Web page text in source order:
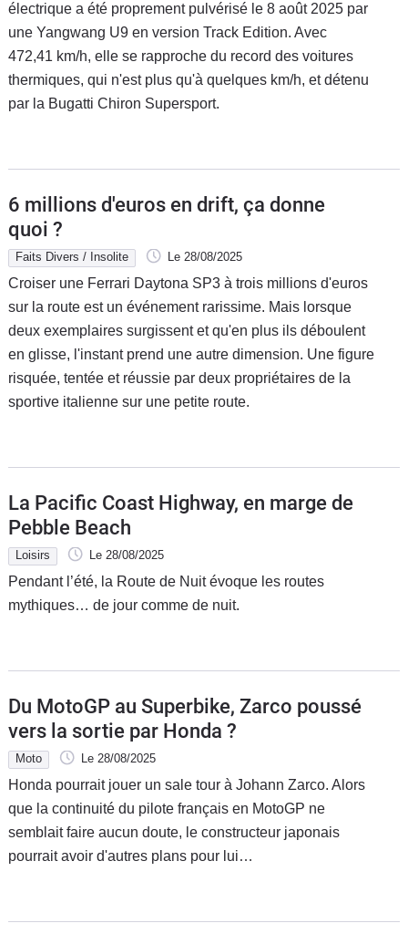
électrique a été proprement pulvérisé le 8 août 2025 par
une Yangwang U9 en version Track Edition. Avec
472,41 km/h, elle se rapproche du record des voitures
thermiques, qui n'est plus qu'à quelques km/h, et détenu
par la Bugatti Chiron Supersport.
6 millions d'euros en drift, ça donne
quoi ?
Faits Divers / Insolite Le 28/08/2025
Croiser une Ferrari Daytona SP3 à trois millions d'euros
sur la route est un événement rarissime. Mais lorsque
deux exemplaires surgissent et qu'en plus ils déboulent
en glisse, l'instant prend une autre dimension. Une figure
risquée, tentée et réussie par deux propriétaires de la
sportive italienne sur une petite route.
La Pacific Coast Highway, en marge de
Pebble Beach
Loisirs Le 28/08/2025
Pendant l’été, la Route de Nuit évoque les routes
mythiques… de jour comme de nuit.
Du MotoGP au Superbike, Zarco poussé
vers la sortie par Honda ?
Moto Le 28/08/2025
Honda pourrait jouer un sale tour à Johann Zarco. Alors
que la continuité du pilote français en MotoGP ne
semblait faire aucun doute, le constructeur japonais
pourrait avoir d'autres plans pour lui…